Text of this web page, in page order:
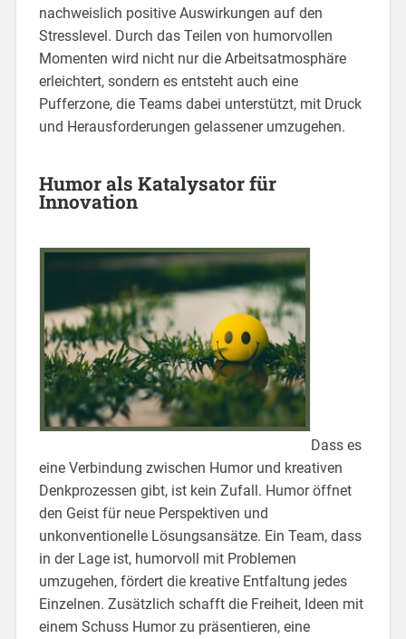
nachweislich positive Auswirkungen auf den
Stresslevel. Durch das Teilen von humorvollen
Momenten wird nicht nur die Arbeitsatmosphäre
erleichtert, sondern es entsteht auch eine
Pufferzone, die Teams dabei unterstützt, mit Druck
und Herausforderungen gelassener umzugehen.
Humor als Katalysator für
Innovation
Dass es
eine Verbindung zwischen Humor und kreativen
Denkprozessen gibt, ist kein Zufall. Humor öffnet
den Geist für neue Perspektiven und
unkonventionelle Lösungsansätze. Ein Team, dass
in der Lage ist, humorvoll mit Problemen
umzugehen, fördert die kreative Entfaltung jedes
Einzelnen. Zusätzlich schafft die Freiheit, Ideen mit
einem Schuss Humor zu präsentieren, eine